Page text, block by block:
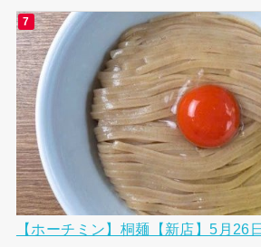
【ホーチミン】桐麺【新店】5月26